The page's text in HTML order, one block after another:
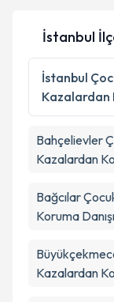
Metni
İstanbul
İstanbul
Kazalardan
Bahçelievler
Kazalardan
Bağcılar
Koruma
Kazalardan